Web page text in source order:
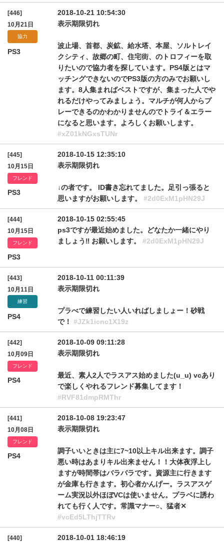
[446]
10月21日
協力
PS3
2018-10-21 10:54:30
表示期限切れ
波止場、首都、炭鉱、給水塔、本屋、ソルトレイ
クシティ、故郷の町、住宅街、のトロフィーを取
りたいので協力者を探しています。PS4版とはマ
ッチングできないのでPS3版の方のみでお願いし
ます。8人集まればベストですが、集まった人でや
れるだけやってみましょう。マルチが何人からプ
レーできるのかわかりませんのでトライ＆エラー
になると思います。よろしくお願いします。
#xZ01kNGxsTUNr
[445]
10月15日
フレンド
PS3
2018-10-15 12:35:10
表示期限切れ
↓の者です。 ID書き忘れてました。足引っ張ると
思いますがお願いします。 #2d0ExM1pHN29J
[444]
10月15日
フレンド
PS3
2018-10-15 02:55:45
ps3ですが最近始めました。どなたか一緒にやり
ましょう‼ お願いします。 #2d0ExM1pHN29J
[443]
10月11日
練習
PS4
2018-10-11 00:11:39
表示期限切れ
プラべで練習したい人いればしましょー！砂戦
で！ #JZk1icnc1X19z
[442]
10月09日
フレンド
PS4
2018-10-09 09:11:28
表示期限切れ
最近、素人2人でラスアス始めました(u_u) vcあり
で楽しくやれるフレンド募集してます！
#RVF81dmpRMThr
[441]
10月08日
フレンド
PS4
2018-10-08 19:23:47
表示期限切れ
調子いいときは主に7~10以上キル出来ます。調子
悪い時はあまりキル出来ません！！大体夜浮上し
ますが時間帯はバラバラです。資源主に行きます
が金庫も行きます。初心者かんげー。ラスアスゲ
ーム実況以外ほぼVCは使いません。プラベに誘わ
れても行く人です。常識マナー○、猛者✕
#vcEd5LThjTTRv
[440]
2018-10-01 18:46:19